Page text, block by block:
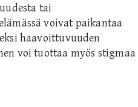
tai
voivat paikantaa
haavoittuvuuden
voi tuottaa myös stigmaa